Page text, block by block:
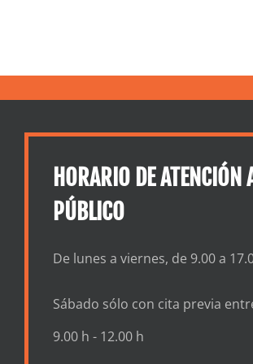
HORARIO DE ATENCIÓN
PÚBLICO
De lunes a viernes, de 9.00 a
Sábado sólo con cita previa
9.00 h - 12.00 h